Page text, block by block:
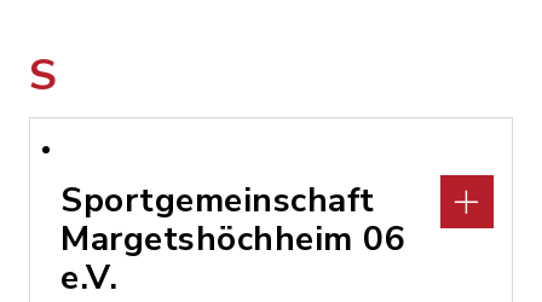
S
Sportgemeinschaft
Margetshöchheim 06
e.V.